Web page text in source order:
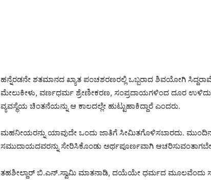
ಹನ್ನೆರಡನೇ ಶತಮಾನದ ಖ್ಯಾತ ಪಂಚಶರಣರಲ್ಲಿ ಒಬ್ಬರಾದ ಶಿವಯೋಗಿ
ಮೇಲುಕೀಳು, ವರ್ಣಧರ್ಮ ಶ್ರೇಣೀಕರಣ, ಸಂಪ್ರದಾಯಗಳಿಂದ ದೂರ ಉಳಿದು
ವ್ಯವಸ್ಥೆಯ ಚಿಂತನೆಯನ್ನು ಆ ಕಾಲದಲ್ಲೇ ಹುಟ್ಟುಹಾಕಿದ್ದಾರೆ ಎಂದರು.
ಮಹನೀಯರನ್ನು ಯಾವುದೇ ಒಂದು ಜಾತಿಗೆ ಸೀಮಿತಗೊಳಿಸಬಾರದು.
ಸಮುದಾಯದವರನ್ನು ಸೇರಿಸಿಕೊಂಡು ಅರ್ಥಪೂರ್ಣವಾಗಿ
ತಹಶೀಲ್ದಾರ್ ಬಿ.ಎನ್.ಸ್ವಾಮಿ ಮಾತನಾಡಿ, ದಯೆಯೇ ಧರ್ಮದ ಮೂಲವೆಂದು